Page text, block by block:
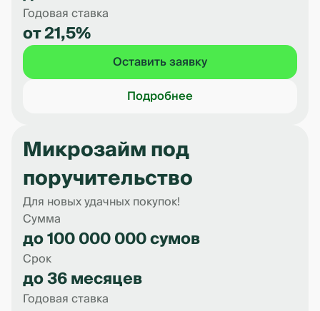
Годовая ставка
от 21,5%
Оставить заявку
Подробнее
Микрозайм под
поручительство
Для новых удачных покупок!
Сумма
до 100 000 000 сумов
Срок
до 36 месяцев
Годовая ставка